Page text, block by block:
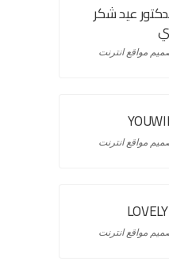
عيد شكر
مواقع انترنت
مواقع انترنت
مواقع انترنت